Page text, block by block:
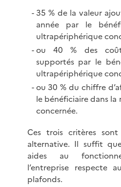
35 % de la valeur
année par le
ultrapériphérique
ou 40 % des
supportés par le
ultrapériphérique
ou 30 % du chiffre
le bénéficiaire dans
concernée.
Ces trois critères
alternative. Il suffit
aides au
l’entreprise respecte
plafonds.